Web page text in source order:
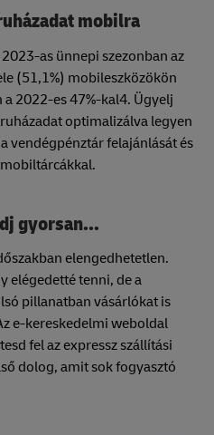
mobilra
as ünnepi szezonban az
(51,1%) mobileszközökön
2022-es 47%-kal4. Ügyelj
optimalizálva legyen
vendégpénztár felajánlását és
gyorsan...
elengedhetetlen.
elégedetté tenni, de a
pillanatban vásárlókat is
e-kereskedelmi weboldal
fel az expressz szállítási
dolog, amit sok fogyasztó